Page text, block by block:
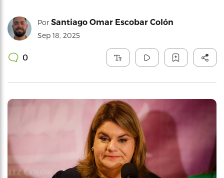
Por Santiago Omar Escobar Colón
Sep 18, 2025
0